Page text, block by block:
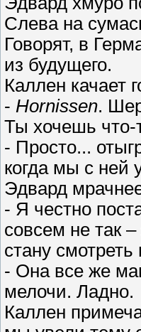
Слева на
Говорят, в
из будущего.
Каллен качает
- Hornissen.
Ты хочешь что-
- Просто...
когда мы с ней
Эдвард
- Я честно
совсем не так
стану
- Она все же
мелочи. Ладно.
Каллен